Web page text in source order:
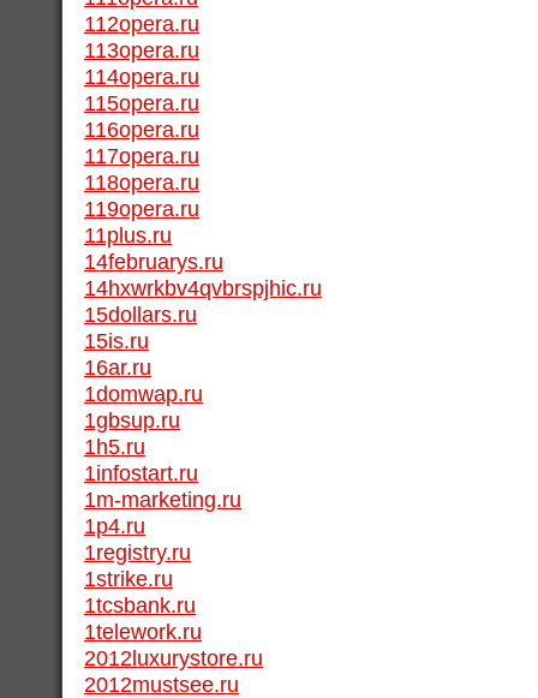
112opera.ru
113opera.ru
114opera.ru
115opera.ru
116opera.ru
117opera.ru
118opera.ru
119opera.ru
11plus.ru
14februarys.ru
14hxwrkbv4qvbrspjhic.ru
15dollars.ru
15is.ru
16ar.ru
1domwap.ru
1gbsup.ru
1h5.ru
1infostart.ru
1m-marketing.ru
1p4.ru
1registry.ru
1strike.ru
1tcsbank.ru
1telework.ru
2012luxurystore.ru
2012mustsee.ru